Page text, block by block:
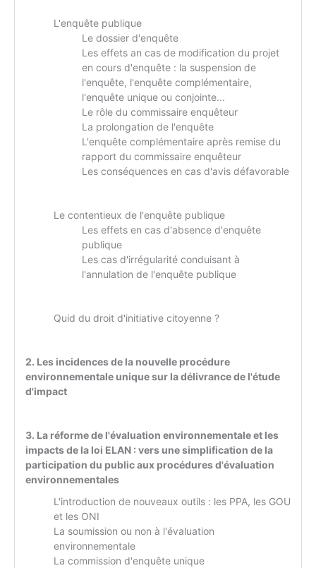
L'enquête publique
Le dossier d'enquête
Les effets an cas de modification du projet
en cours d'enquête : la suspension de
l'enquête, l'enquête complémentaire,
l'enquête unique ou conjointe...
Le rôle du commissaire enquêteur
La prolongation de l'enquête
L'enquête complémentaire après remise du
rapport du commissaire enquêteur
Les conséquences en cas d'avis défavorable
Le contentieux de l'enquête publique
Les effets en cas d'absence d'enquête
publique
Les cas d'irrégularité conduisant à
l'annulation de l'enquête publique
Quid du droit d'initiative citoyenne ?
2. Les incidences de la nouvelle procédure
environnementale unique sur la délivrance de l'étude
d'impact
3. La réforme de l'évaluation environnementale et les
impacts de la loi ELAN : vers une simplification de la
participation du public aux procédures d'évaluation
environnementales
L'introduction de nouveaux outils : les PPA, les GOU
et les ONI
La soumission ou non à l'évaluation
environnementale
La commission d'enquête unique